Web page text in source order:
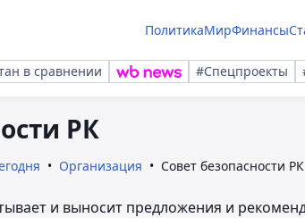
ПолитикаМирФинансы
в сравнении #Спецпроекты
РК
Организация Совет безопасности РК
и выносит предложения и